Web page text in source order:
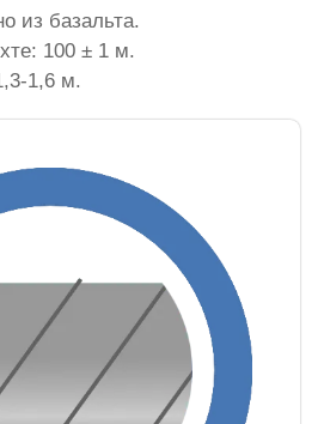
из базальта.
100 ± 1 м.
1,6 м.